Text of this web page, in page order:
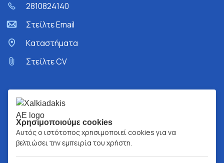
2810824140
Στείλτε Email
Kαταστήματα
Στείλτε CV
Χρησιμοποιούμε cookies
Αυτός ο ιστότοπος χρησιμοποιεί cookies για να
βελτιώσει την εμπειρία του χρήστη.